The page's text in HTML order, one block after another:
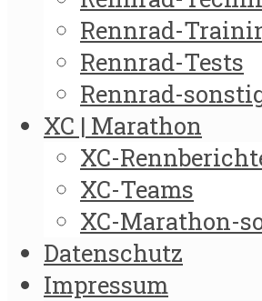
Rennrad-
Rennrad-Tests
Rennrad-
XC | Marathon
XC-
XC-Teams
XC-Marathon-
Datenschutz
Impressum